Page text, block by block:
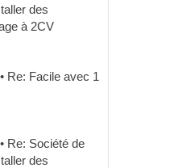
des
à 2CV
Re: Facile avec 1
Re: Société de
des